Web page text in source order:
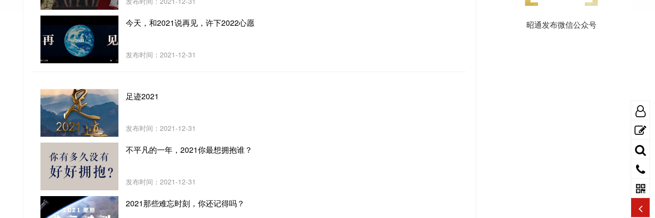
今天，和2021说再见，许下2022心愿
发布时间：2021-12-31
足迹2021
发布时间：2021-12-31
不平凡的一年，2021你最想拥抱谁？
发布时间：2021-12-31
2021那些难忘时刻，你还记得吗？
昭通发布微信公众号